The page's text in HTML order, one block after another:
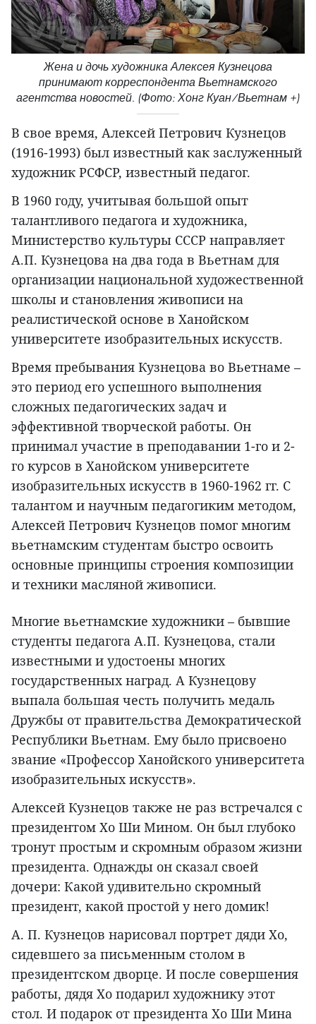
Жена и дочь художника Алексея Кузнецова
принимают корреспондента Вьетнамского
агентства новостей. (Фото: Хонг Куан/Вьетнам +)
В свое время, Алексей Петрович Кузнецов
(1916-1993) был известный как заслуженный
художник РСФСР, известный педагог.
В 1960 году, учитывая большой опыт
талантливого педагога и художника,
Министерство культуры СССР направляет
А.П. Кузнецова на два года в Вьетнам для
организации национальной художественной
школы и становления живописи на
реалистической основе в Ханойском
университете изобразительных искусств.
Время пребывания Кузнецова во Вьетнаме –
это период его успешного выполнения
сложных педагогических задач и
эффективной творческой работы. Он
принимал участие в преподавании 1-го и 2-
го курсов в Ханойском университете
изобразительных искусств в 1960-1962 гг. С
талантом и научным педагогиким методом,
Алексей Петрович Кузнецов помог многим
вьетнамским студентам быстро освоить
основные принципы строения композиции
и техники масляной живописи.
Многие вьетнамские художники – бывшие
студенты педагога А.П. Кузнецова, стали
известными и удостоены многих
государственных наград. А Кузнецову
выпала большая честь получить медаль
Дружбы от правительства Демократической
Республики Вьетнам. Ему было присвоено
звание «Профессор Ханойского университета
изобразительных искусств».
Алексей Кузнецов также не раз встречался с
президентом Хо Ши Мином. Он был глубоко
тронут простым и скромным образом жизни
президента. Однажды он сказал своей
дочери: Какой удивительно скромный
президент, какой простой у него домик!
А. П. Кузнецов нарисовал портрет дяди Хо,
сидевшего за письменным столом в
президентском дворце. И после совершения
работы, дядя Хо подарил художнику этот
стол. И подарок от президента Хо Ши Мина